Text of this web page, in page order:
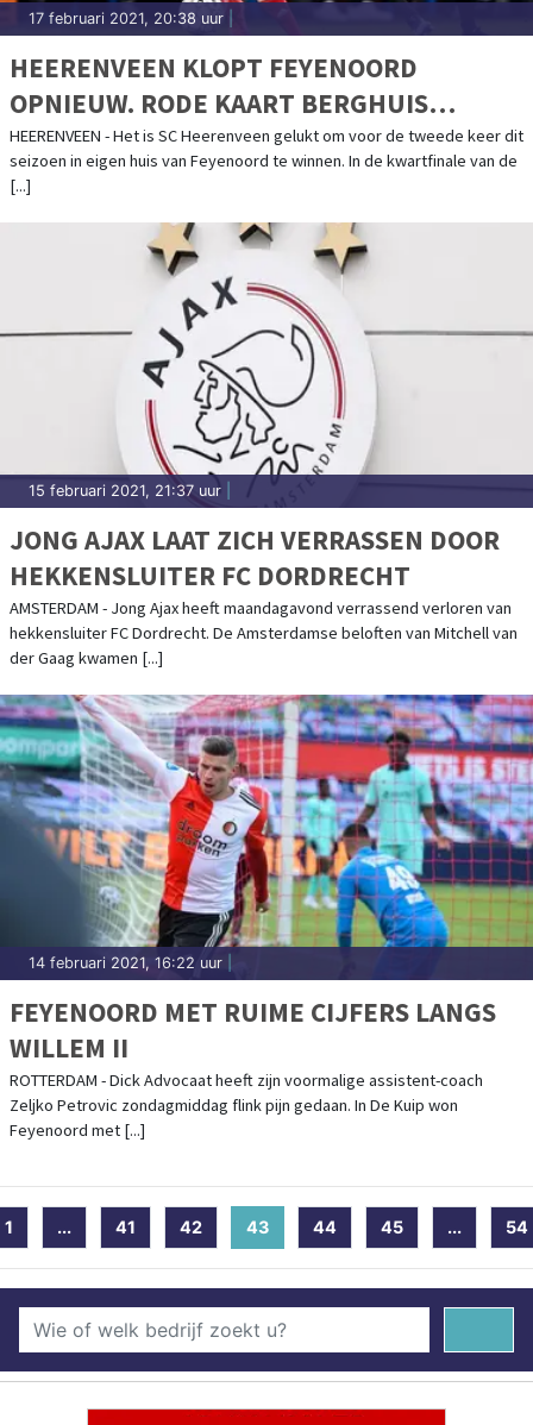
17 februari 2021, 20:38 uur
HEERENVEEN KLOPT FEYENOORD
OPNIEUW. RODE KAART BERGHUIS
KANTELPUNT
HEERENVEEN - Het is SC Heerenveen gelukt om voor de tweede keer dit
seizoen in eigen huis van Feyenoord te winnen. In de kwartfinale van de
[...]
15 februari 2021, 21:37 uur
JONG AJAX LAAT ZICH VERRASSEN DOOR
HEKKENSLUITER FC DORDRECHT
AMSTERDAM - Jong Ajax heeft maandagavond verrassend verloren van
hekkensluiter FC Dordrecht. De Amsterdamse beloften van Mitchell van
der Gaag kwamen [...]
14 februari 2021, 16:22 uur
FEYENOORD MET RUIME CIJFERS LANGS
WILLEM II
ROTTERDAM - Dick Advocaat heeft zijn voormalige assistent-coach
Zeljko Petrovic zondagmiddag flink pijn gedaan. In De Kuip won
Feyenoord met [...]
1 ... 41 42 43 (current)
44 45 ... 54